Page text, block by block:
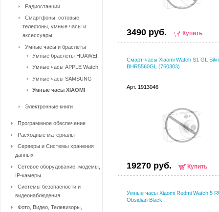
3490 руб. Купить
Смарт-часы Xiaomi Watch S1 GL
BHR5560GL (760303)
Арт. 1913046
19270 руб. Купить
Умные часы Xiaomi Redmi Watch 5
Obsidian Black
Радиостанции
Смартфоны, сотовые
телефоны, умные часы и
аксессуары
Умные часы и браслеты
Умные браслеты HUAWEI
Умные часы APPLE Watch
Умные часы SAMSUNG
Умные часы XIAOMI
Электронные книги
Программное обеспечение
Расходные материалы
Серверы и Системы хранения
данных
Сетевое оборудование, модемы,
IP-камеры
Системы безопасности и
видеонаблюдения
Фото, Видео, Телевизоры,